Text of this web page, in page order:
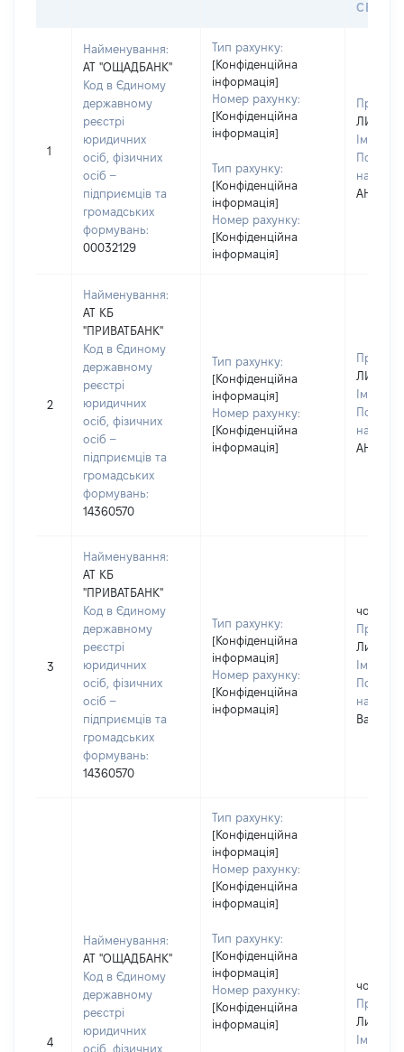
СЕЙФУ
1
Найменування:
АТ "ОЩАДБАНК"
Код в Єдиному
державному
реєстрі
юридичних
осіб, фізичних
осіб –
підприємців та
громадських
формувань:
00032129
Тип рахунку:
[Конфіденційна
інформація]
Номер рахунку:
[Конфіденційна
інформація]
Тип рахунку:
[Конфіденційна
інформація]
Номер рахунку:
[Конфіденційна
інформація]
Ім'я:
По
2
Найменування:
АТ КБ
"ПРИВАТБАНК"
Код в Єдиному
державному
реєстрі
юридичних
осіб, фізичних
осіб –
підприємців та
громадських
формувань:
14360570
Тип рахунку:
[Конфіденційна
інформація]
Номер рахунку:
[Конфіденційна
інформація]
Ім'я:
По
3
Найменування:
АТ КБ
"ПРИВАТБАНК"
Код в Єдиному
державному
реєстрі
юридичних
осіб, фізичних
осіб –
підприємців та
громадських
формувань:
14360570
Тип рахунку:
[Конфіденційна
інформація]
Номер рахунку:
[Конфіденційна
інформація]
чоловік
Лисунов
Ім'я:
По
4
Найменування:
АТ "ОЩАДБАНК"
Код в Єдиному
державному
реєстрі
юридичних
осіб, фізичних
Тип рахунку:
[Конфіденційна
інформація]
Номер рахунку:
[Конфіденційна
інформація]
Тип рахунку:
[Конфіденційна
інформація]
Номер рахунку:
[Конфіденційна
інформація]
чоловік
Лисунов
Ім'я: